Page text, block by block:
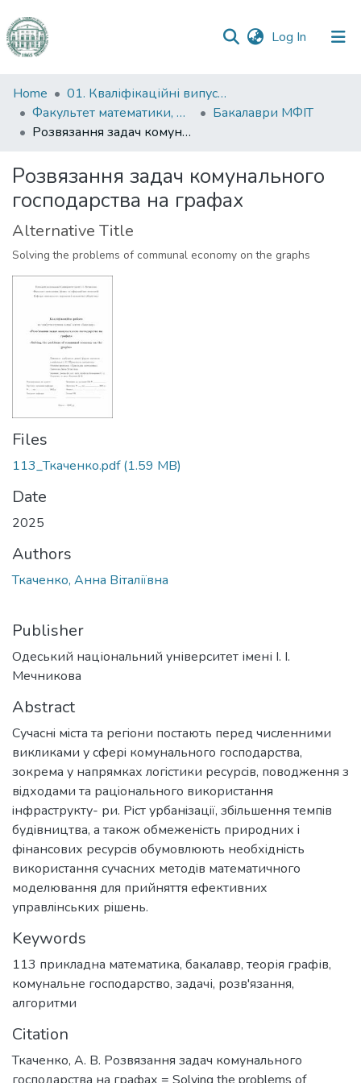
Log In (current)
Communities
&
Collections
Statistics
Home
01. Кваліфікаційні випускні роботи здобувачів вищої освіти
Факультет математики, фізики та інформаційних технологій
Бакалаври МФІТ
Розвязання задач комунального господарства на графах
Розвязання задач комунального
господарства на графах
Alternative Title
Solving the problems of communal economy on the graphs
Files
113_Ткаченко.pdf(1.59 MB)
Date
2025
Authors
Ткаченко, Анна Віталіївна
Publisher
Одеський національний університет імені І. І.
Мечникова
Abstract
Сучаснi мiста та регiони постають перед численними
викликами у сферi комунального господарства,
зокрема у напрямках логiстики ресурсiв, поводження з
вiдходами та рацiонального використання
iнфраструкту- ри. Рiст урбанiзацiї, збiльшення темпiв
будiвництва, а також обмеженiсть природних i
фiнансових ресурсiв обумовлюють необхiднiсть
використання сучасних методiв математичного
моделювання для прийняття ефективних
управлiнських рiшень.
Keywords
113 прикладна математика, бакалавр, теорія графів,
комунальне господарство, задачі, розв'язання,
алгоритми
Citation
Ткаченко, А. В. Розвязання задач комунального